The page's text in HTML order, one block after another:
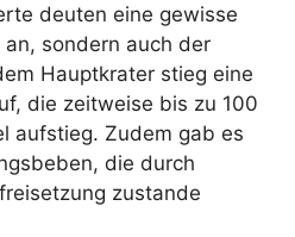
deuten eine gewisse
sondern auch der
Hauptkrater stieg eine
die zeitweise bis zu 100
aufstieg. Zudem gab es
die durch
zustande